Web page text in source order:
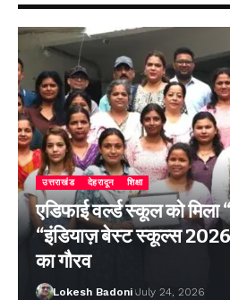
उत्तराखंड देहरादून शिक्षा
एडिफाई वर्ल्ड स्कूल को मिला
“इंडियाज़ बेस्ट स्कूल्स
का गौरव
Lokesh Badoni July 24, 2026